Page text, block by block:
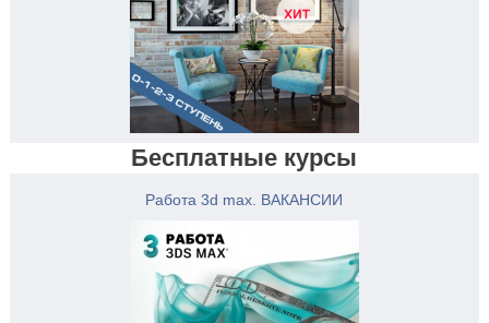
Бесплатные курсы
Работа 3d max. ВАКАНСИИ